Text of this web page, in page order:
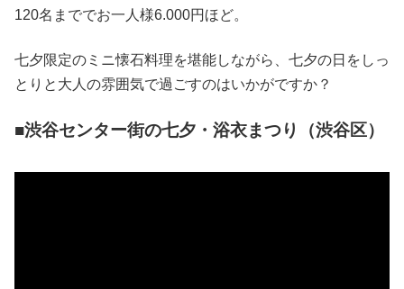
120名まででお一人様6.000円ほど。
七夕限定のミニ懐石料理を堪能しながら、七夕の日をしっ
とりと大人の雰囲気で過ごすのはいかがですか？
■渋谷センター街の七夕・浴衣まつり（渋谷区）